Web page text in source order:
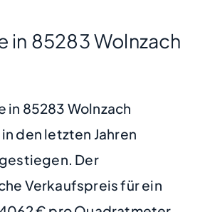
in 85283 Wolnzach
in 85283 Wolnzach
den letzten Jahren
Der
Verkaufspreis für ein